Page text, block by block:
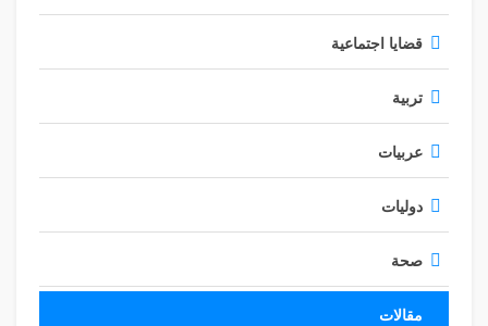
قضايا اجتماعية
تربية
عربيات
دوليات
صحة
مقالات